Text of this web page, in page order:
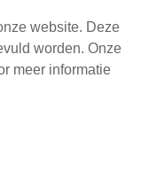
website. Deze
worden. Onze
meer informatie